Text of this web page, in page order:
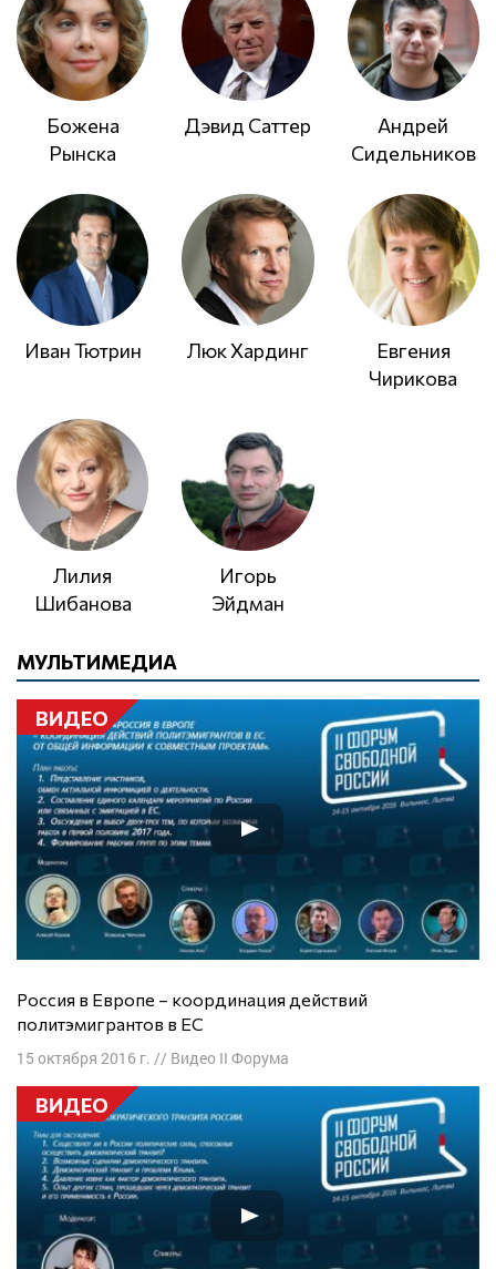
Божена
Рынска
Дэвид Саттер
Андрей
Сидельников
Иван Тютрин Люк Хардинг
Евгения
Чирикова
Лилия
Шибанова
Игорь
Эйдман
МУЛЬТИМЕДИА
ВИДЕО
Россия в Европе – координация действий
политэмигрантов в ЕС
15 октября 2016 г. // Видео II Форума
ВИДЕО